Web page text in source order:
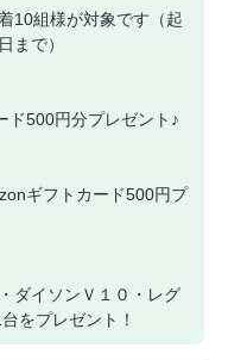
10組様が対象です（起
まで）
ド500円分プレゼント♪
ギフトカード500円プ
ダイソンＶ１０・レグ
をプレゼント！